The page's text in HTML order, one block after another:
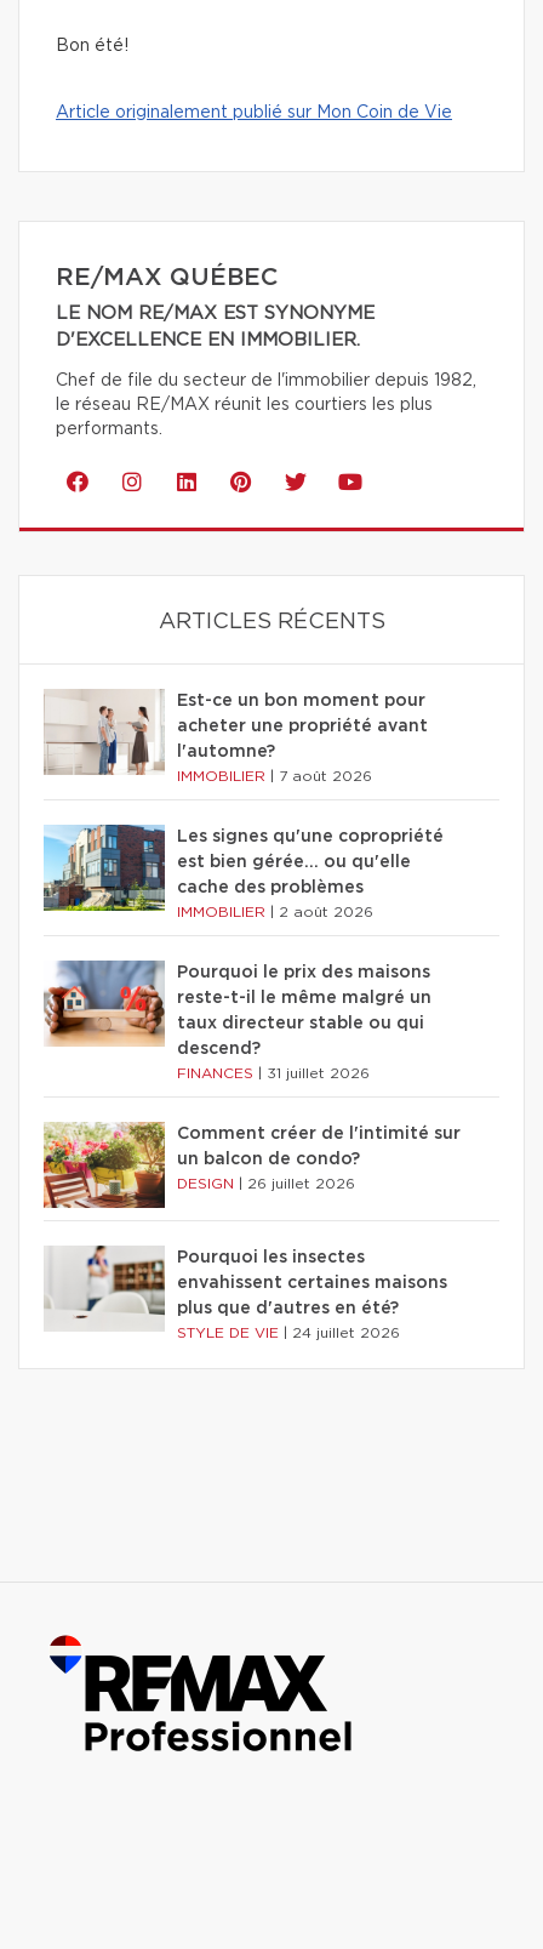
Bon été!
Article originalement publié sur Mon Coin de Vie
RE/MAX QUÉBEC
LE NOM RE/MAX EST SYNONYME
D'EXCELLENCE EN IMMOBILIER.
Chef de file du secteur de l'immobilier depuis 1982,
le réseau RE/MAX réunit les courtiers les plus
performants.
ARTICLES RÉCENTS
Est-ce un bon moment pour
acheter une propriété avant
l'automne?
IMMOBILIER 7 août 2026
Les signes qu'une copropriété
est bien gérée… ou qu'elle
cache des problèmes
IMMOBILIER 2 août 2026
Pourquoi le prix des maisons
reste-t-il le même malgré un
taux directeur stable ou qui
descend?
FINANCES 31 juillet 2026
Comment créer de l'intimité sur
un balcon de condo?
DESIGN 26 juillet 2026
Pourquoi les insectes
envahissent certaines maisons
plus que d'autres en été?
STYLE DE VIE 24 juillet 2026